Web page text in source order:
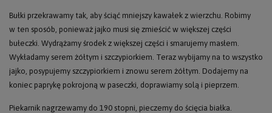
Bułki przekrawamy tak, aby ściąć mniejszy kawałek z wierzchu. Robimy
w ten sposób, ponieważ jajko musi się zmieścić w większej części
bułeczki. Wydrążamy środek z większej części i smarujemy masłem.
Wykładamy serem żółtym i szczypiorkiem. Teraz wybijamy na to wszystko
jajko, posypujemy szczypiorkiem i znowu serem żółtym. Dodajemy na
koniec paprykę pokrojoną w paseczki, doprawiamy solą i pieprzem.
Piekarnik nagrzewamy do 190 stopni, pieczemy do ścięcia białka.